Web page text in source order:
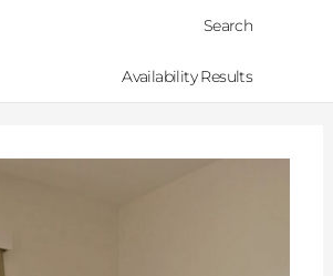
Search
Availability Results